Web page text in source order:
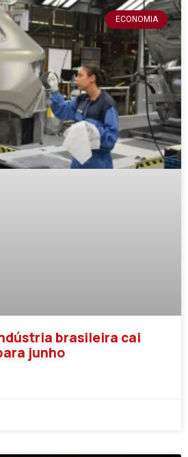
ECONOMIA
brasileira cai
junho